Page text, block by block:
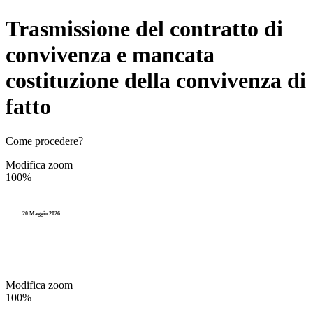
Trasmissione del contratto di
convivenza e mancata
costituzione della convivenza di
fatto
Come procedere?
Modifica zoom
100%
20 Maggio 2026
Modifica zoom
100%